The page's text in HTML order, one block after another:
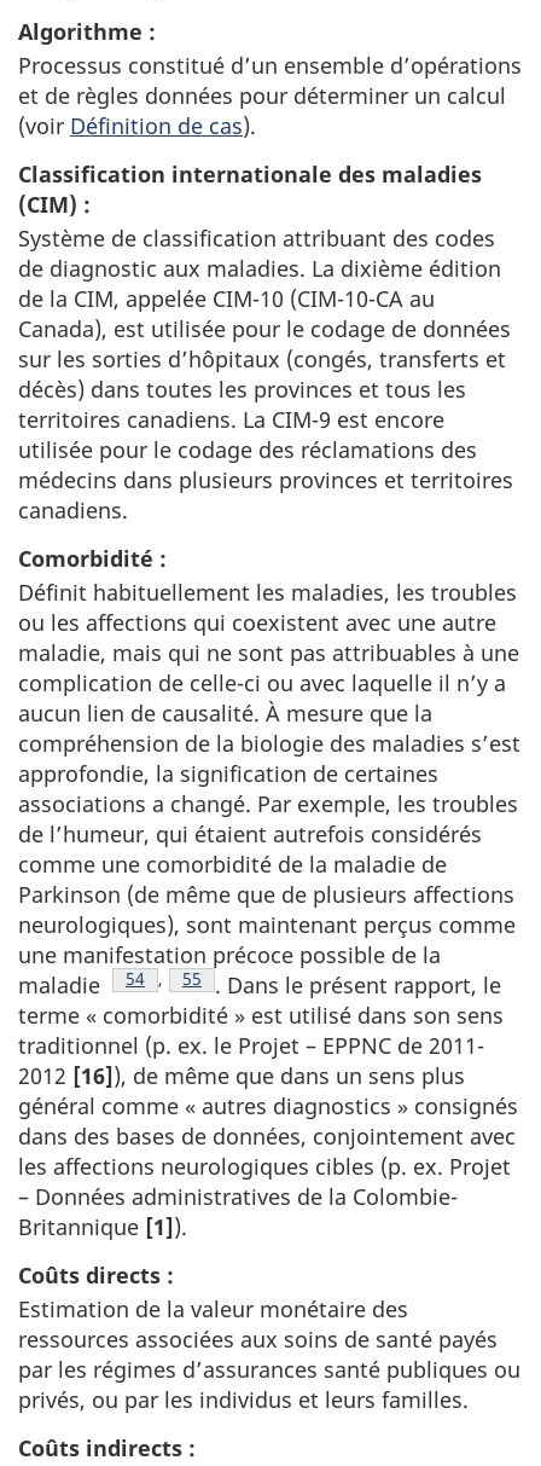
Algorithme :
Processus constitué d’un ensemble d’opérations
et de règles données pour déterminer un calcul
(voir Définition de cas).
Classification internationale des maladies
(CIM) :
Système de classification attribuant des codes
de diagnostic aux maladies. La dixième édition
de la CIM, appelée CIM-10 (CIM-10-CA au
Canada), est utilisée pour le codage de données
sur les sorties d’hôpitaux (congés, transferts et
décès) dans toutes les provinces et tous les
territoires canadiens. La CIM-9 est encore
utilisée pour le codage des réclamations des
médecins dans plusieurs provinces et territoires
canadiens.
Comorbidité :
Définit habituellement les maladies, les troubles
ou les affections qui coexistent avec une autre
maladie, mais qui ne sont pas attribuables à une
complication de celle-ci ou avec laquelle il n’y a
aucun lien de causalité. À mesure que la
compréhension de la biologie des maladies s’est
approfondie, la signification de certaines
associations a changé. Par exemple, les troubles
de l’humeur, qui étaient autrefois considérés
comme une comorbidité de la maladie de
Parkinson (de même que de plusieurs affections
neurologiques), sont maintenant perçus comme
une manifestation précoce possible de la
maladie
Note de bas de page
54 , Note de bas de page
55
. Dans le présent rapport, le
terme « comorbidité » est utilisé dans son sens
traditionnel (p. ex. le Projet – EPPNC de 2011-
2012 [16]), de même que dans un sens plus
général comme « autres diagnostics » consignés
dans des bases de données, conjointement avec
les affections neurologiques cibles (p. ex. Projet
– Données administratives de la Colombie-
Britannique [1]).
Coûts directs :
Estimation de la valeur monétaire des
ressources associées aux soins de santé payés
par les régimes d’assurances santé publiques ou
privés, ou par les individus et leurs familles.
Coûts indirects :